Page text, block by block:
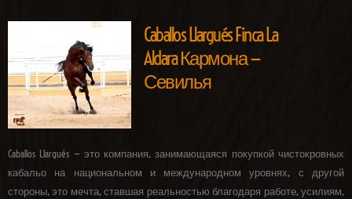
Caballos Llargués Finca La
Aldara Кармона —
Севилья
Caballos Llargués — это компания, занимающаяся покупкой чистокровных
кабальо на национальном и международном уровнях, с другой
стороны, это мечта, ставшая реальностью благодаря работе, усилиям,